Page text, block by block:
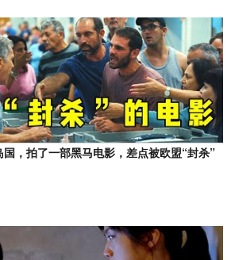
国，拍了一部黑马电影，差点被欧盟“封杀”